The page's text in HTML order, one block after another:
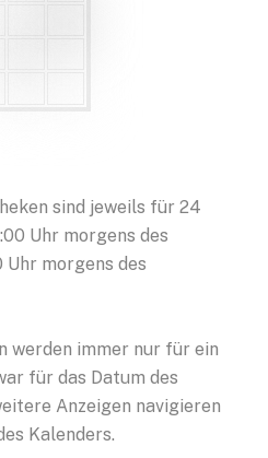
sind jeweils für 24
Uhr morgens des
morgens des
immer nur für ein
für das Datum des
Anzeigen navigieren
Kalenders.